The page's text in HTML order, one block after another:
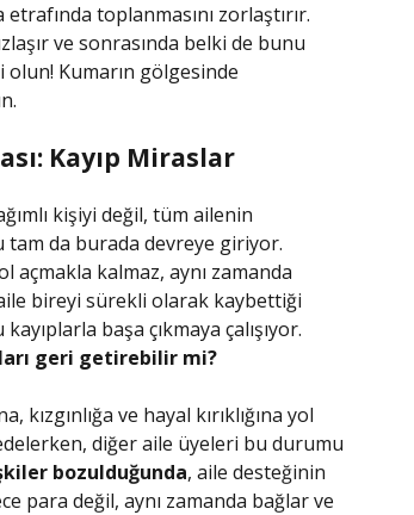
toplanmasını zorlaştırır.
ve sonrasında belki de bunu
olun! Kumarın gölgesinde
Kayıp Miraslar
kişiyi değil, tüm ailenin
da burada devreye giriyor.
açmakla kalmaz, aynı zamanda
bireyi sürekli olarak kaybettiği
başa çıkmaya çalışıyor.
geri getirebilir mi?
ve hayal kırıklığına yol
diğer aile üyeleri bu durumu
bozulduğunda, aile desteğinin
para değil, aynı zamanda bağlar ve